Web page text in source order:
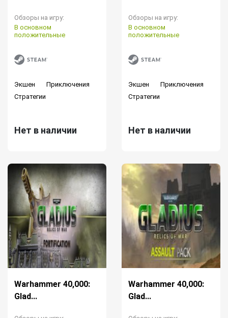
Обзоры на игру:
В основном
положительные
Экшен
Приключения
Стратегии
Нет в наличии
Обзоры на игру:
В основном
положительные
Экшен
Приключения
Стратегии
Нет в наличии
Warhammer 40,000:
Glad...
Warhammer 40,000:
Glad...